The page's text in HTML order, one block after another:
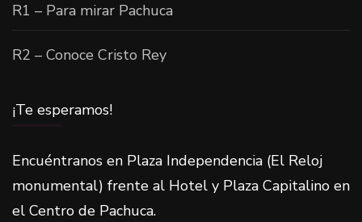
R1 – Para mirar Pachuca
R2 – Conoce Cristo Rey
¡Te esperamos!
Encuéntranos en Plaza Independencia (El Reloj
monumental) frente al Hotel y Plaza Capitalino en
el Centro de Pachuca.